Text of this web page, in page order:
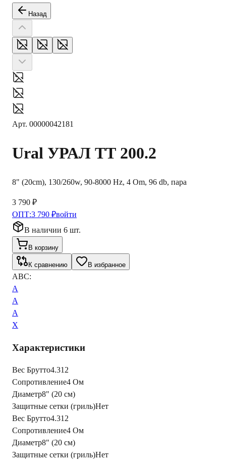
Назад
Арт. 00000042181
Ural УРАЛ ТТ 200.2
8" (20cm), 130/260w, 90-8000 Hz, 4 Om, 96 db, пара
3 790 ₽
ОПТ:3 790 ₽войти
В наличии 6 шт.
В корзину
К сравнению В избранное
ABC:
A
A
A
X
Характеристики
Вес Брутто4.312
Сопротивление4 Ом
Диаметр8" (20 см)
Защитные сетки (гриль)Нет
Вес Брутто4.312
Сопротивление4 Ом
Диаметр8" (20 см)
Защитные сетки (гриль)Нет